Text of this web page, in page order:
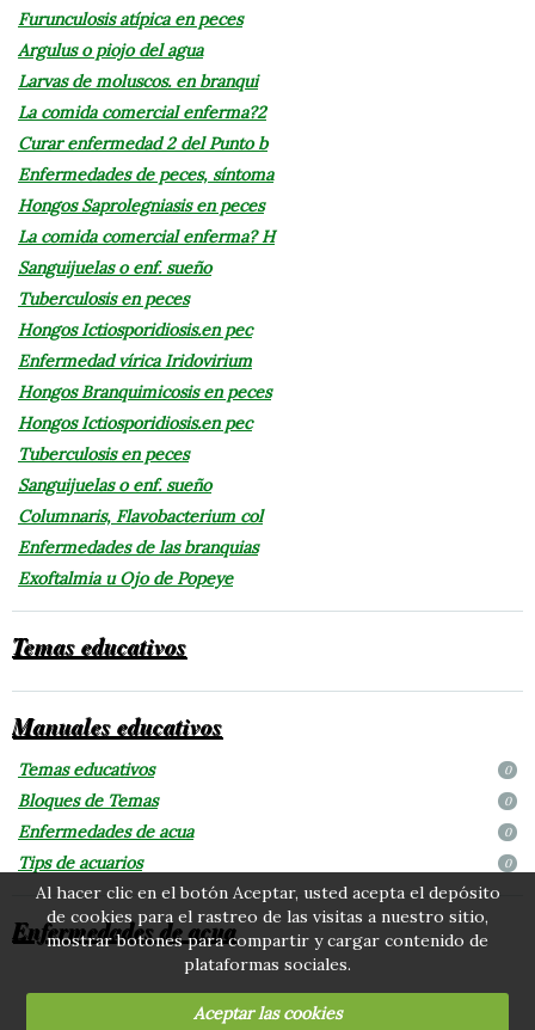
Furunculosis atípica en peces
Argulus o piojo del agua
Larvas de moluscos. en branqui
La comida comercial enferma?2
Curar enfermedad 2 del Punto b
Enfermedades de peces, síntoma
Hongos Saprolegniasis en peces
La comida comercial enferma? H
Sanguijuelas o enf. sueño
Tuberculosis en peces
Hongos Ictiosporidiosis.en pec
Enfermedad vírica Iridovirium
Hongos Branquimicosis en peces
Hongos Ictiosporidiosis.en pec
Tuberculosis en peces
Sanguijuelas o enf. sueño
Columnaris, Flavobacterium col
Enfermedades de las branquias
Exoftalmia u Ojo de Popeye
Temas educativos
Manuales educativos
Temas educativos 0
Bloques de Temas 0
Enfermedades de acua 0
Tips de acuarios 0
Enfermedades de acua
Al hacer clic en el botón Aceptar, usted acepta el depósito
de cookies para el rastreo de las visitas a nuestro sitio,
mostrar botones para compartir y cargar contenido de
plataformas sociales.
Aceptar las cookies